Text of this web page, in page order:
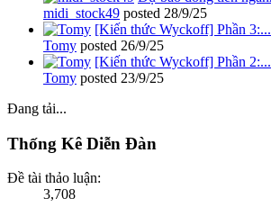
midi_stock49 posted 28/9/25
[Kiến thức Wyckoff] Phần 3:...
Tomy posted 26/9/25
[Kiến thức Wyckoff] Phần 2:...
Tomy posted 23/9/25
Đang tải...
Thống Kê Diễn Đàn
Đề tài thảo luận:
3,708